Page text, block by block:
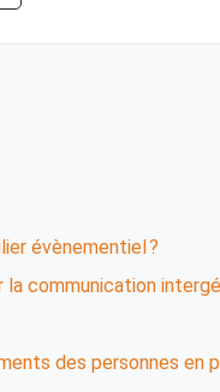
évènementiel ?
communication
des personnes en